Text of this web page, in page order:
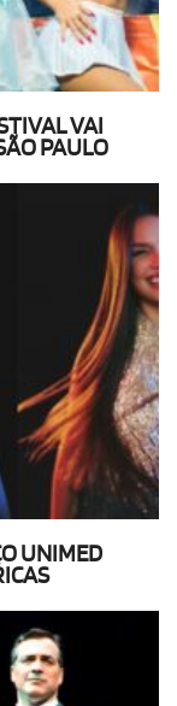
VAI
PAULO
UNIMED